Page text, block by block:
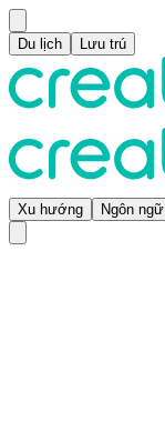
Du lịch Lưu trú
Xu hướng Ngôn ngữ